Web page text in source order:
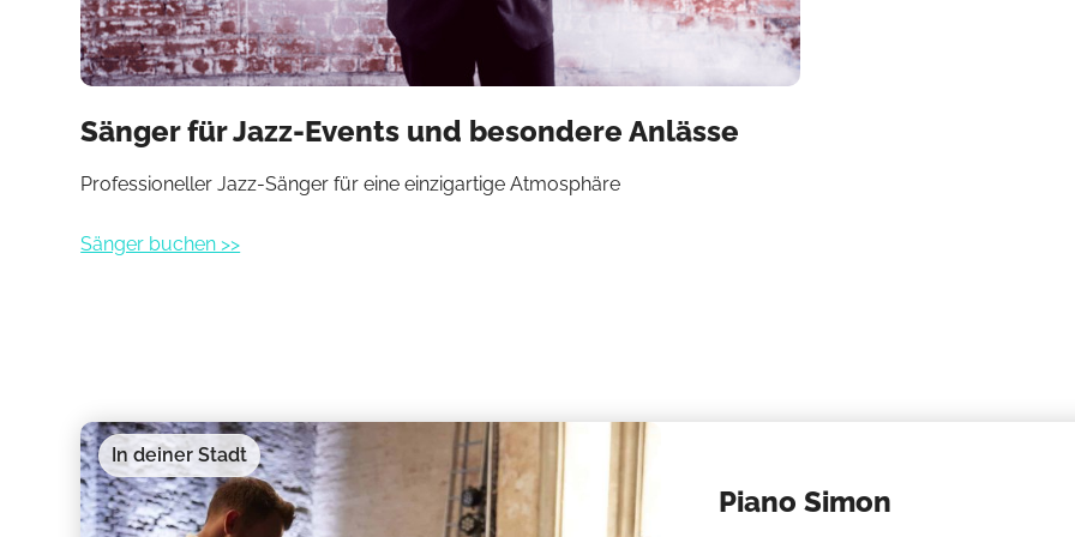
Sänger für Jazz-Events und besondere Anlässe
Professioneller Jazz-Sänger für eine einzigartige Atmosphäre
Sänger buchen >>
In deiner Stadt
Piano Simon